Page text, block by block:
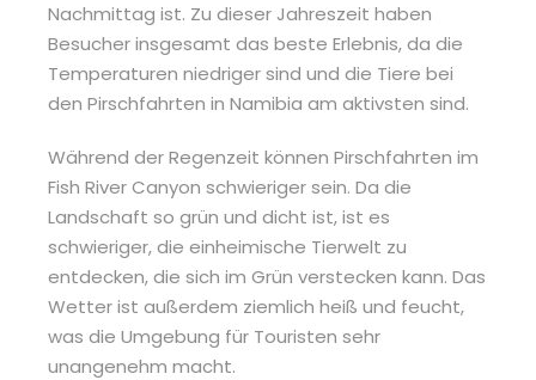
Nachmittag ist. Zu dieser Jahreszeit haben
Besucher insgesamt das beste Erlebnis, da die
Temperaturen niedriger sind und die Tiere bei
den Pirschfahrten in Namibia am aktivsten sind.
Während der Regenzeit können Pirschfahrten im
Fish River Canyon schwieriger sein. Da die
Landschaft so grün und dicht ist, ist es
schwieriger, die einheimische Tierwelt zu
entdecken, die sich im Grün verstecken kann. Das
Wetter ist außerdem ziemlich heiß und feucht,
was die Umgebung für Touristen sehr
unangenehm macht.